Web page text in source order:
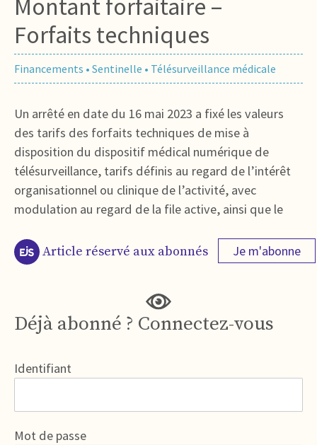
Montant forfaitaire –
Forfaits techniques
Financements • Sentinelle • Télésurveillance médicale
Un arrêté en date du 16 mai 2023 a fixé les valeurs
des tarifs des forfaits techniques de mise à
disposition du dispositif médical numérique de
télésurveillance, tarifs définis au regard de l’intérêt
organisationnel ou clinique de l’activité, avec
modulation au regard de la file active, ainsi que le
Article réservé aux abonnés Je m'abonne
Déjà abonné ? Connectez-vous
Identifiant
Mot de passe